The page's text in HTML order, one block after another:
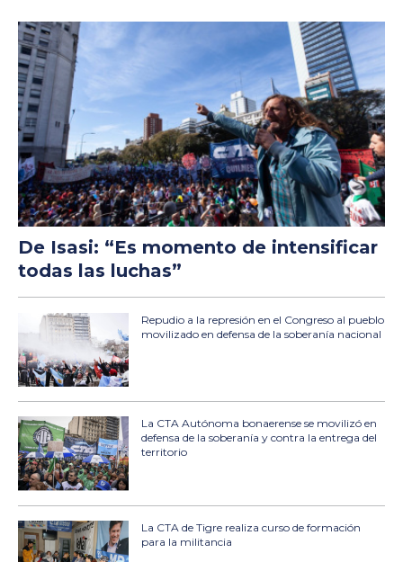
De Isasi: “Es momento de intensificar
todas las luchas”
Repudio a la represión en el Congreso al pueblo
movilizado en defensa de la soberanía nacional
La CTA Autónoma bonaerense se movilizó en
defensa de la soberanía y contra la entrega del
territorio
La CTA de Tigre realiza curso de formación
para la militancia